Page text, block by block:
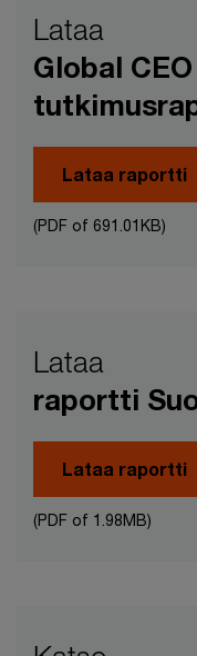
Lataa
Global
Lataa raportti
(PDF of 691.01KB)
Lataa
raportti
Lataa raportti
(PDF of 1.98MB)